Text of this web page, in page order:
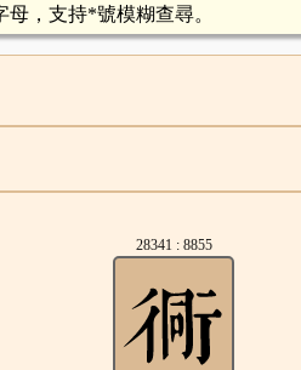
，支持*號模糊查尋。
28341 : 8855